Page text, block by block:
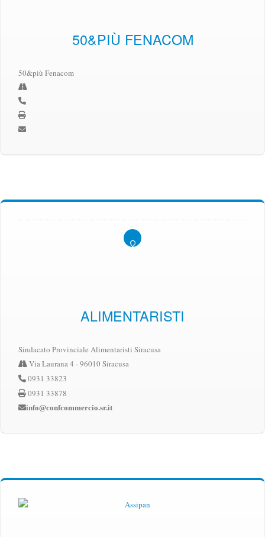
50&PIÙ FENACOM
50&più Fenacom
ALIMENTARISTI
Sindacato Provinciale Alimentaristi Siracusa
Via Laurana 4 - 96010 Siracusa
0931 33823
0931 33878
info@confcommercio.sr.it